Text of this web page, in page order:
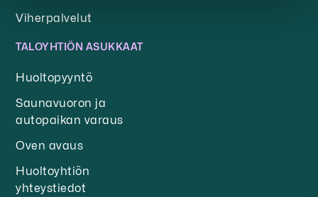
Viherpalvelut
TALOYHTIÖN ASUKKAAT
Huoltopyyntö
Saunavuoron ja
autopaikan varaus
Oven avaus
Huoltoyhtiön
yhteystiedot